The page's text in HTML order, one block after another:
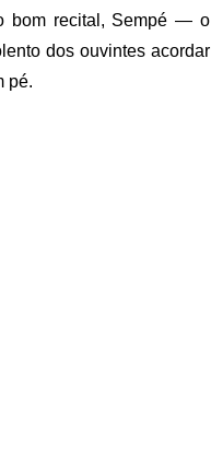
bom recital, Sempé — o
dos ouvintes acordar
pé.